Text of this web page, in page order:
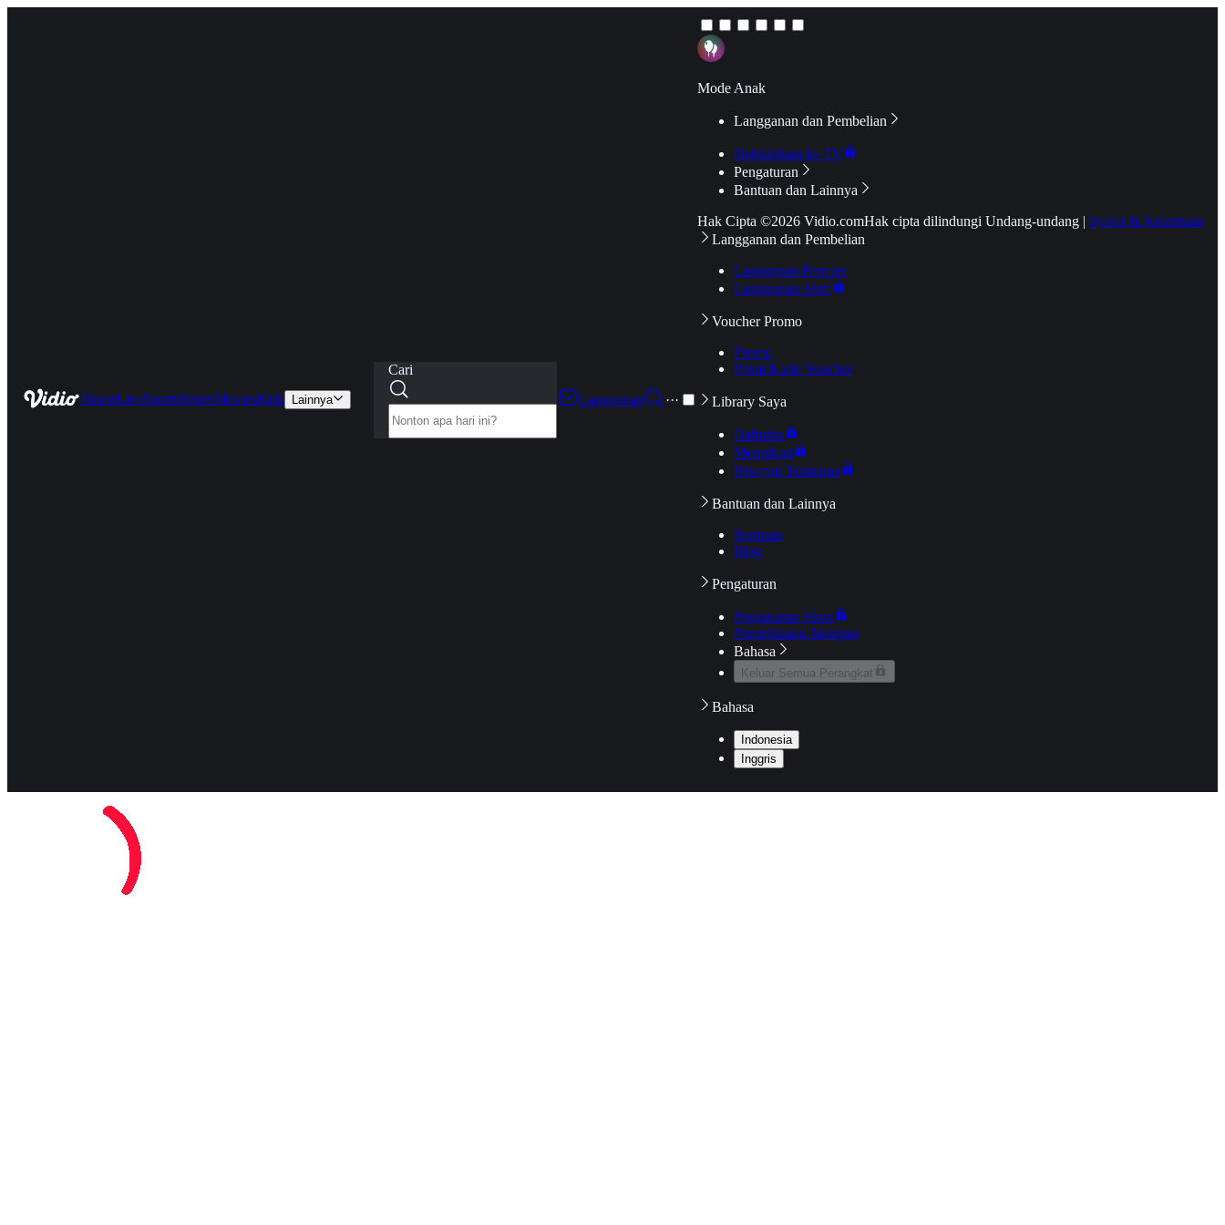
HomeLiveSportsSeriesMoviesKids Lainnya
Cari
Langganan
···
Mode Anak
Langganan dan Pembelian
Hubungkan ke TV
Pengaturan
Bantuan dan Lainnya
Hak Cipta ©2026 Vidio.comHak cipta dilindungi Undang-undang | Syarat & Ketentuan
Langganan dan Pembelian
Langganan Premier
Langganan Aktif
Voucher Promo
Promo
Pakai Kode Voucher
Library Saya
Daftarku
Mengikuti
Riwayat Tontonan
Bantuan dan Lainnya
Bantuan
Blog
Pengaturan
Pengaturan Akun
Pemeriksaan Jaringan
Bahasa
Keluar Semua Perangkat
Bahasa
Indonesia
Inggris